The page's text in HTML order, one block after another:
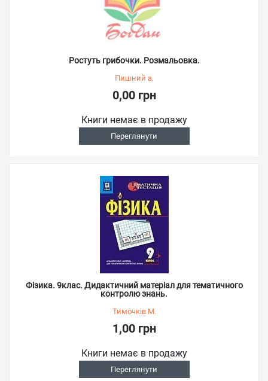
Ростуть грибочки. Розмальовка.
Пишний а.
0,00 грн
Книги немає в продажу
Переглянути
Фізика. 9клас. Дидактичний матеріал для тематичного
контролю знань.
Тимочків М.
1,00 грн
Книги немає в продажу
Переглянути